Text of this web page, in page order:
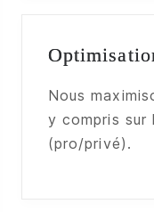
Nous
y compris sur
(pro/privé).